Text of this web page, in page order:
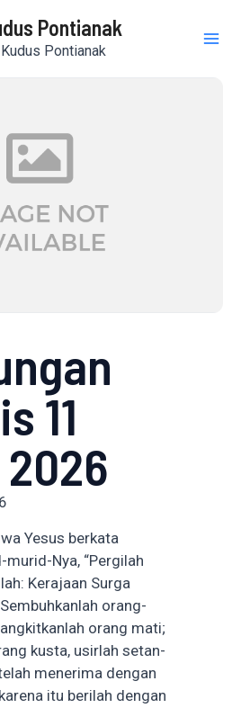
Pontianak
Pontianak
11
Yesus berkata
Nya, “Pergilah
Kerajaan Surga
orang-
orang mati;
kusta, usirlah setan-
menerima dengan
itu berilah dengan